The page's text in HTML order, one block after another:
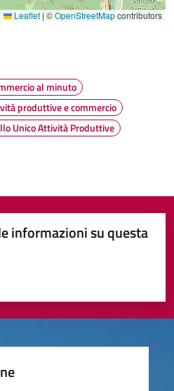
Leaflet | ©OpenStreetMapcontributors
al minuto
produttive e commercio
Unico Attività Produttive
informazioni su questa
su 5
su 5